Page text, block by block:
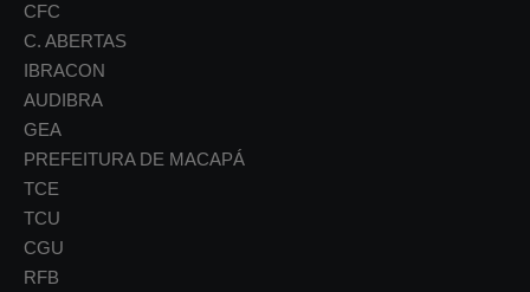
CFC
C. ABERTAS
IBRACON
AUDIBRA
GEA
PREFEITURA DE MACAPÁ
TCE
TCU
CGU
RFB